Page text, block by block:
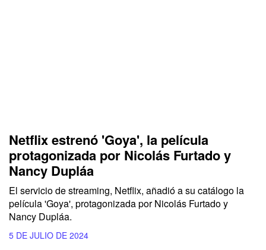
Netflix estrenó 'Goya', la película
protagonizada por Nicolás Furtado y
Nancy Dupláa
El servicio de streaming, Netflix, añadió a su catálogo la
película'Goya', protagonizada por Nicolás Furtado y
Nancy Dupláa.
5 DE JULIO DE 2024